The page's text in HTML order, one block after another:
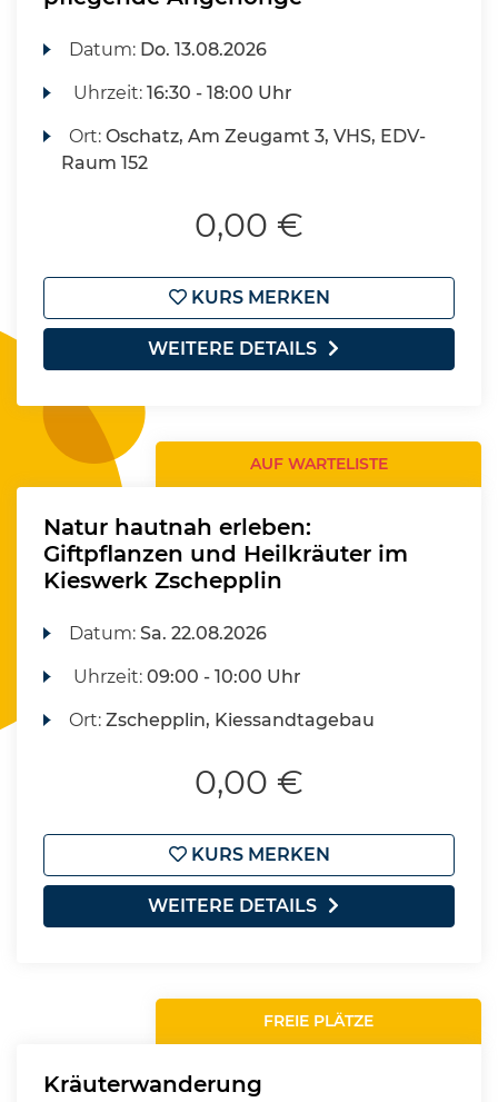
Datum: Do. 13.08.2026
Uhrzeit:16:30 - 18:00 Uhr
Ort:Oschatz, Am Zeugamt 3, VHS, EDV-
Raum 152
0,00 €
KURS MERKEN
WEITERE DETAILS
AUF WARTELISTE
Natur hautnah erleben:
Giftpflanzen und Heilkräuter im
Kieswerk Zschepplin
Datum:Sa. 22.08.2026
Uhrzeit:09:00 - 10:00 Uhr
Ort:Zschepplin, Kiessandtagebau
0,00 €
KURS MERKEN
WEITERE DETAILS
FREIE PLÄTZE
Kräuterwanderung